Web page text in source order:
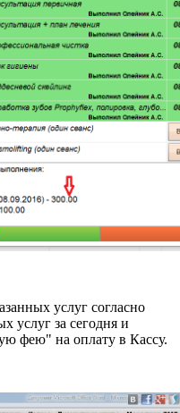
услуг согласно
услуг за сегодня и
фею" на оплату в Кассу.